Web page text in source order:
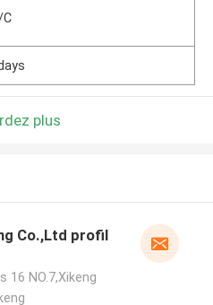
C
plus
Co.,Ltd profil
16 NO.7,Xikeng